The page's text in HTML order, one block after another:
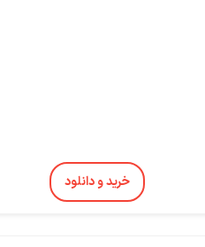
خرید و دانلود